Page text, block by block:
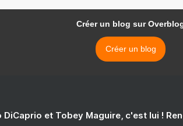
Créer un blog sur
Créer un blog
DiCaprio et Tobey Maguire, c'est lui !